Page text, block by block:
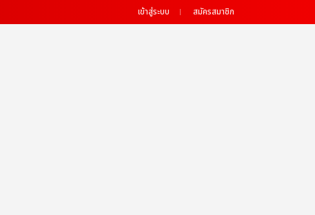
เข้าสู่ระบบ สมัครสมาชิก